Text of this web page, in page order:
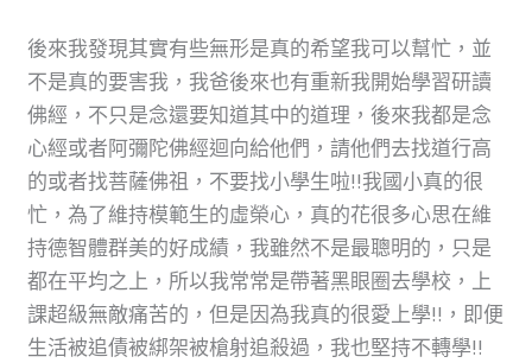
後來我發現其實有些無形是真的希望我可以幫忙，並
不是真的要害我，我爸後來也有重新我開始學習研讀
佛經，不只是念還要知道其中的道理，後來我都是念
心經或者阿彌陀佛經迴向給他們，請他們去找道行高
的或者找菩薩佛祖，不要找小學生啦!!我國小真的很
忙，為了維持模範生的虛榮心，真的花很多心思在維
持德智體群美的好成績，我雖然不是最聰明的，只是
都在平均之上，所以我常常是帶著黑眼圈去學校，上
課超級無敵痛苦的，但是因為我真的很愛上學!!，即便
生活被追債被綁架被槍射追殺過，我也堅持不轉學!!